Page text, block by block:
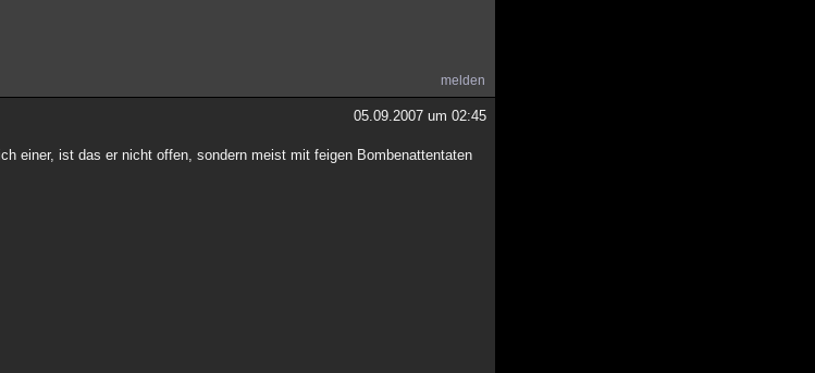
melden
05.09.2007 um 02:45
einer, ist das er nicht offen, sondern meist mit feigen Bombenattentaten